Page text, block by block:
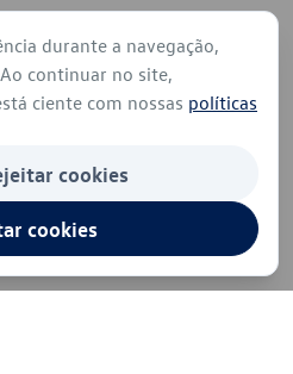
durante a navegação,
continuar no site,
ciente com nossas políticas
cookies
cookies